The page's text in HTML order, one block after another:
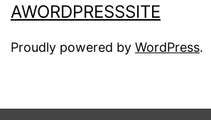
AWORDPRESSSITE
Proudly powered by WordPress.